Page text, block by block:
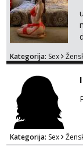
Kategorija: Sex
Kategorija: Sex